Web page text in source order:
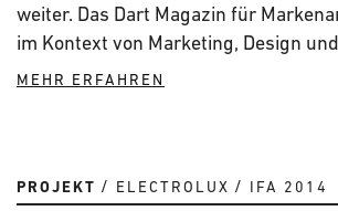
weiter. Das Dart Magazin für
im Kontext von Marketing, Design
MEHR ERFAHREN
PROJEKT ELECTROLUX IFA 2014